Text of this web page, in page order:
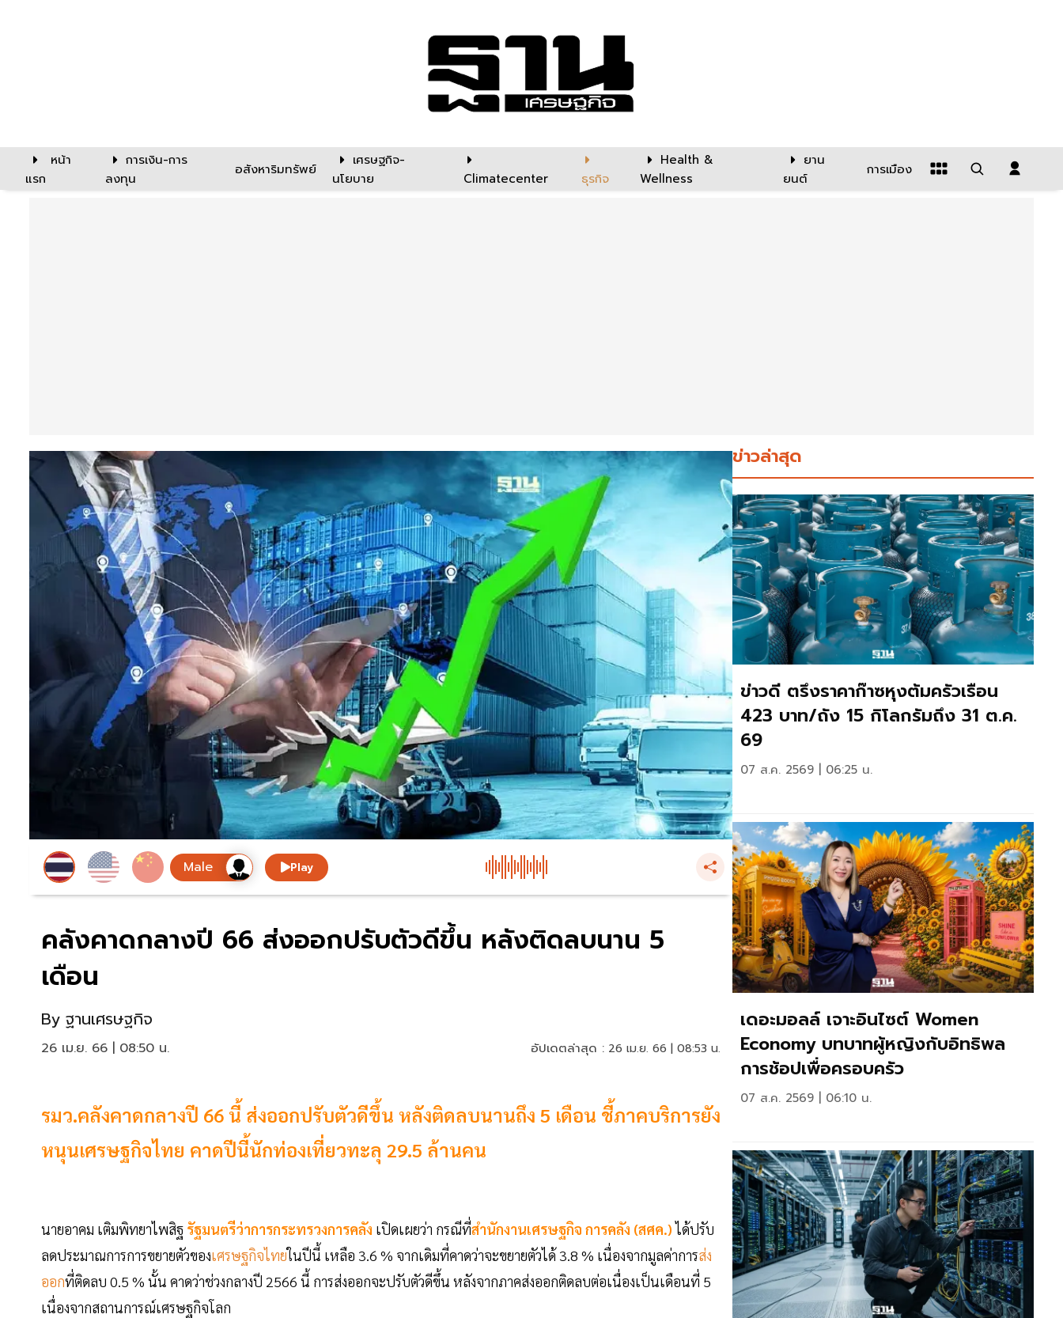
หน้า
แรก
การเงิน-การ
ลงทุน
อสังหาริมทรัพย์
เศรษฐกิจ-
นโยบาย
Climatecenter ธุรกิจ
Health &
Wellness
ยาน
ยนต์
การเมือง
Play
คลังคาดกลางปี 66 ส่งออกปรับตัวดีขึ้น หลังติดลบนาน 5
เดือน
By ฐานเศรษฐกิจ
26 เม.ย. 66 | 08:50 น. อัปเดตล่าสุด : 26 เม.ย. 66 | 08:53 น.
รมว.คลังคาดกลางปี 66 นี้ ส่งออกปรับตัวดีขึ้น หลังติดลบนานถึง 5 เดือน ชี้ภาคบริการยัง
หนุนเศรษฐกิจไทย คาดปีนี้นักท่องเที่ยวทะลุ 29.5 ล้านคน
นายอาคม เติมพิทยาไพสิฐ รัฐมนตรีว่าการกระทรวงการคลัง เปิดเผยว่า กรณีที่สำนักงานเศรษฐกิจ การคลัง (สศค.)ได้ปรับ
ลดประมาณการการขยายตัวของเศรษฐกิจไทยในปีนี้ เหลือ 3.6 % จากเดิมที่คาดว่าจะขยายตัวได้ 3.8 % เนื่องจากมูลค่าการส่ง
ออกที่ติดลบ 0.5 % นั้น คาดว่าช่วงกลางปี 2566 นี้ การส่งออกจะปรับตัวดีขึ้น หลังจากภาคส่งออกติดลบต่อเนื่องเป็นเดือนที่ 5
เนื่องจากสถานการณ์เศรษฐกิจโลก
ข่าวล่าสุด
ข่าวดี ตรึงราคาก๊าซหุงต้มครัวเรือน
423 บาท/ถัง 15 กิโลกรัมถึง 31 ต.ค.
69
07 ส.ค. 2569 | 06:25 น.
เดอะมอลล์ เจาะอินไซต์ Women
Economy บทบาทผู้หญิงกับอิทธิพล
การช้อปเพื่อครอบครัว
07 ส.ค. 2569 | 06:10 น.